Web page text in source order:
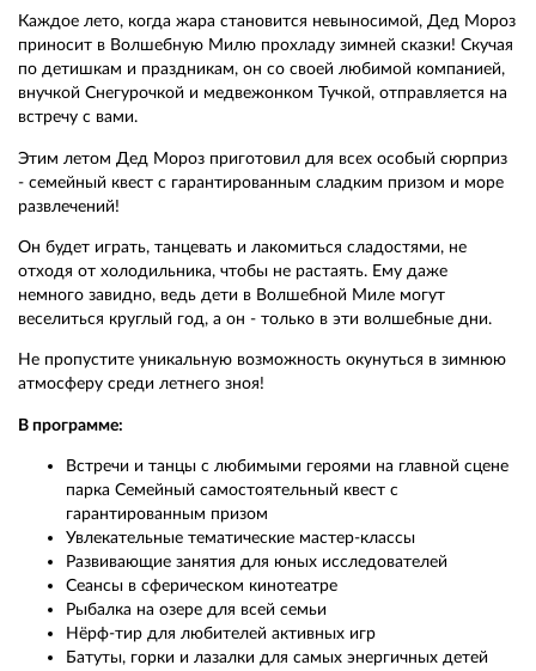
Каждое лето, когда жара становится невыносимой, Дед Мороз
приносит в Волшебную Милю прохладу зимней сказки! Скучая
по детишкам и праздникам, он со своей любимой компанией,
внучкой Снегурочкой и медвежонком Тучкой, отправляется на
встречу с вами.
Этим летом Дед Мороз приготовил для всех особый сюрприз
- семейный квест с гарантированным сладким призом и море
развлечений!
Он будет играть, танцевать и лакомиться сладостями, не
отходя от холодильника, чтобы не растаять. Ему даже
немного завидно, ведь дети в Волшебной Миле могут
веселиться круглый год, а он - только в эти волшебные дни.
Не пропустите уникальную возможность окунуться в зимнюю
атмосферу среди летнего зноя!
В программе:
Встречи и танцы с любимыми героями на главной сцене
парка Семейный самостоятельный квест с
гарантированным призом
Увлекательные тематические мастер-классы
Развивающие занятия для юных исследователей
Сеансы в сферическом кинотеатре
Рыбалка на озере для всей семьи
Нёрф-тир для любителей активных игр
Батуты, горки и лазалки для самых энергичных детей